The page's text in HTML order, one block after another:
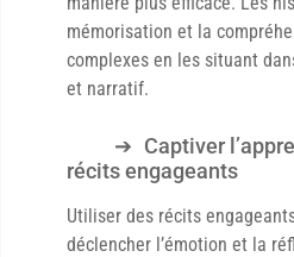
mémorisation et la
complexes en les situant
et narratif.
Captiver
récits engageants
Utiliser des récits
déclencher l’émotion et la